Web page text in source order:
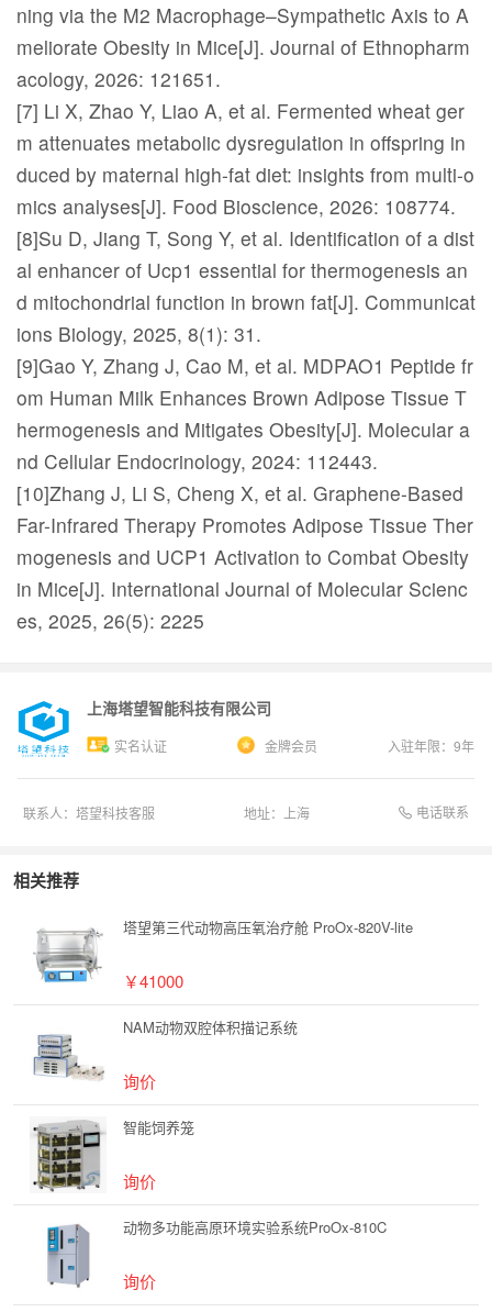
ning via the M2 Macrophage–Sympathetic Axis to A
meliorate Obesity in Mice[J]. Journal of Ethnopharm
acology, 2026: 121651.
[7] Li X, Zhao Y, Liao A, et al. Fermented wheat ger
m attenuates metabolic dysregulation in offspring in
duced by maternal high-fat diet: insights from multi-o
mics analyses[J]. Food Bioscience, 2026: 108774.
[8]Su D, Jiang T, Song Y, et al. Identification of a dist
al enhancer of Ucp1 essential for thermogenesis an
d mitochondrial function in brown fat[J]. Communicat
ions Biology, 2025, 8(1): 31.
[9]Gao Y, Zhang J, Cao M, et al. MDPAO1 Peptide fr
om Human Milk Enhances Brown Adipose Tissue T
hermogenesis and Mitigates Obesity[J]. Molecular a
nd Cellular Endocrinology, 2024: 112443.
[10]Zhang J, Li S, Cheng X, et al. Graphene-Based
Far-Infrared Therapy Promotes Adipose Tissue Ther
mogenesis and UCP1 Activation to Combat Obesity
in Mice[J]. International Journal of Molecular Scienc
es, 2025, 26(5): 2225
上海塔望智能科技有限公司
实名认证 金牌会员 入驻年限： 9年
联系人： 塔望科技客服 地址： 上海 电话联系
相关推荐
塔望第三代动物高压氧治疗舱 ProOx-820V-lite
￥41000
NAM动物双腔体积描记系统
询价
智能饲养笼
询价
动物多功能高原环境实验系统ProOx-810C
询价